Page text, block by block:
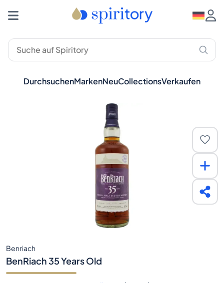
DurchsuchenMarkenNeuCollectionsVerkaufen
Benriach
BenRiach 35 Years Old